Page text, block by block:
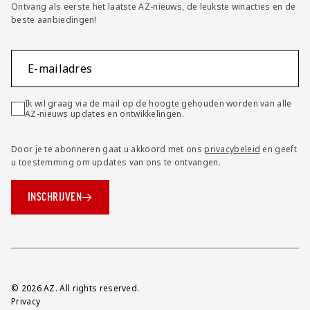
Ontvang als eerste het laatste AZ-nieuws, de leukste winacties en de
beste aanbiedingen!
E-mailadres
Ik wil graag via de mail op de hoogte gehouden worden van alle
AZ-nieuws updates en ontwikkelingen.
Door je te abonneren gaat u akkoord met onsprivacybeleid en geeft
u toestemming om updates van ons te ontvangen.
INSCHRIJVEN
Overig
© 2026 AZ. All rights reserved.
Privacy